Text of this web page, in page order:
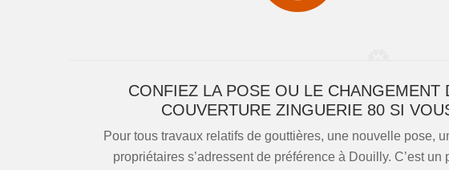
CONFIEZ LA POSE OU LE CHANGEMENT
COUVERTURE ZINGUERIE 80 SI
Pour tous travaux relatifs de gouttières, une nouvelle pose,
propriétaires s’adressent de préférence à Douilly. C’est